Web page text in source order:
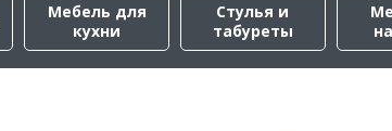
Мебель для
кухни
Стулья и
табуреты